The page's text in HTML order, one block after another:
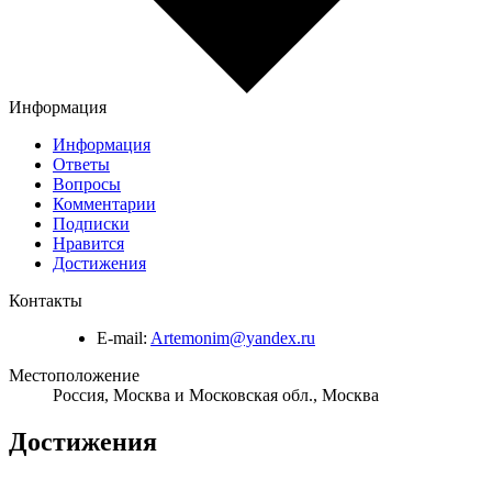
Информация
Информация
Ответы
Вопросы
Комментарии
Подписки
Нравится
Достижения
Контакты
E-mail: Artemonim@yandex.ru
Местоположение
Россия, Москва и Московская обл., Москва
Достижения